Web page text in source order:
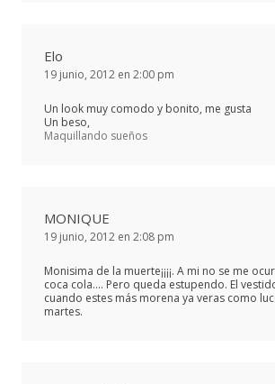
Elo
19 junio, 2012 en 2:00 pm
Un look muy comodo y bonito, me gusta
Un beso,
Maquillando sueños
MONIQUE
19 junio, 2012 en 2:08 pm
Monisima de la muerte¡¡¡¡. A mi no se me
coca cola…. Pero queda estupendo. El
cuando estes más morena ya veras como
martes.